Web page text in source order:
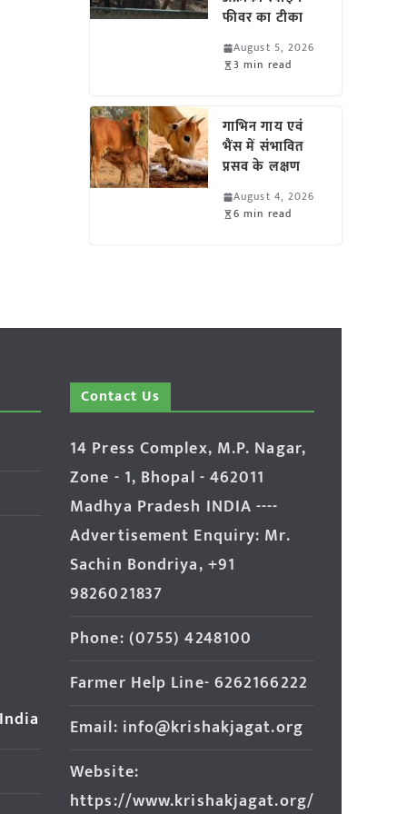
फीवर का टीका
August 5, 2026
3 min read
गाभिन गाय एवं
भैंस में संभावित
प्रसव के लक्षण
August 4, 2026
6 min read
Contact Us
14 Press Complex, M.P. Nagar,
Zone - 1, Bhopal - 462011
Madhya Pradesh INDIA ----
Advertisement Enquiry: Mr.
Sachin Bondriya, +91
9826021837
Phone: (0755) 4248100
Farmer Help Line- 6262166222
Email: info@krishakjagat.org
Website:
https://www.krishakjagat.org/